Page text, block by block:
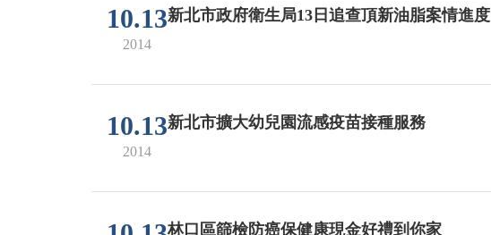
10.13
2014
新北市政府衛生局13日追查頂新油脂案情進度
10.13
2014
新北市擴大幼兒園流感疫苗接種服務
林口區篩檢防癌保健康現金好禮到你家